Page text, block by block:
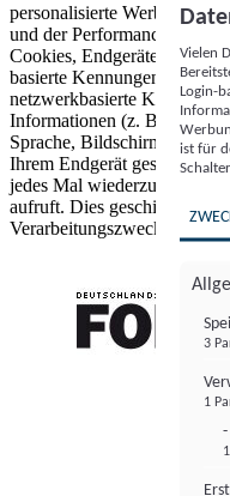
personalisierte Werbung
und der Performance von
Cookies, Endgeräte- oder
basierte Kennungen,
netzwerkbasierte
Informationen (z. B.
Sprache, Bildschirmgröße,
Ihrem Endgerät gespeichert
jedes Mal
aufruft. Dies geschieht für
Verarbeitungszwecke.
Vielen
Login-
ist für
3
1
FONDS